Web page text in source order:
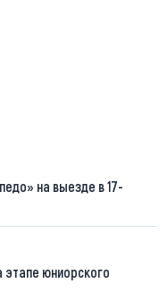
на выезде в 17-
этапе юниорского